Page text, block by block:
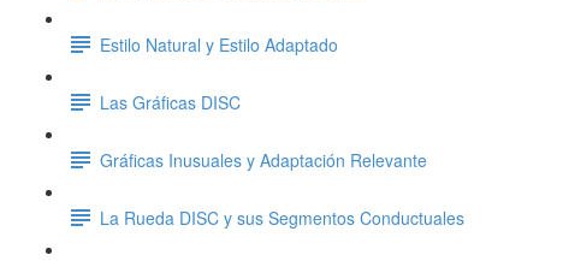
Estilo Natural y Estilo Adaptado
Las Gráficas DISC
Gráficas Inusuales y Adaptación Relevante
La Rueda DISC y sus Segmentos Conductuales